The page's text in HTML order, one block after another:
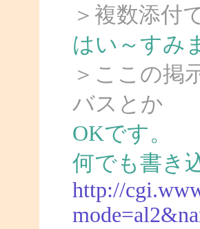
＞複数添付
はい～すみ
＞ここの掲
バスとか
OKです。
何でも書き
http://